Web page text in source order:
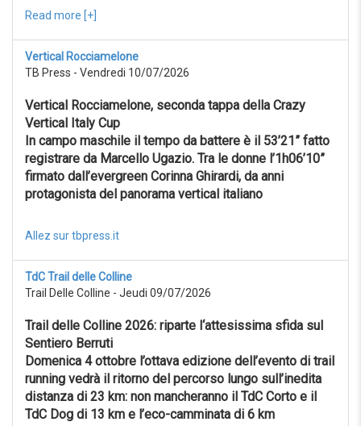
Reset
Reset
Read more [+]
Vertical Rocciamelone
TB Press - Vendredi 10/07/2026
Vertical Rocciamelone, seconda tappa della Crazy
Vertical Italy Cup
In campo maschile il tempo da battere è il 53’21” fatto
registrare da Marcello Ugazio. Tra le donne l’1h06’10”
firmato dall’evergreen Corinna Ghirardi, da anni
protagonista del panorama vertical italiano
Allez sur tbpress.it
TdC Trail delle Colline
Trail Delle Colline - Jeudi 09/07/2026
Trail delle Colline 2026: riparte l‘attesissima sfida sul
Sentiero Berruti
Domenica 4 ottobre l’ottava edizione dell’evento di trail
running vedrà il ritorno del percorso lungo sull’inedita
distanza di 23 km: non mancheranno il TdC Corto e il
TdC Dog di 13 km e l’eco-camminata di 6 km